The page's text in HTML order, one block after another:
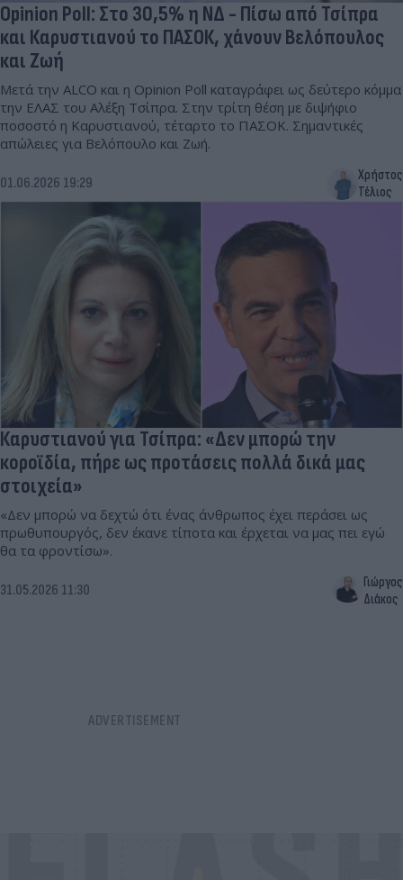
Opinion Poll: Στο 30,5% η ΝΔ - Πίσω από Τσίπρα
και Καρυστιανού το ΠΑΣΟΚ, χάνουν Βελόπουλος
και Ζωή
Μετά την ALCO και η Opinion Poll καταγράφει ως δεύτερο κόμμα
την ΕΛΑΣ του Αλέξη Τσίπρα. Στην τρίτη θέση με διψήφιο
ποσοστό η Καρυστιανού, τέταρτο το ΠΑΣΟΚ. Σημαντικές
απώλειες για Βελόπουλο και Ζωή.
01.06.2026 19:29
Χρήστος
Τέλιος
Καρυστιανού για Τσίπρα: «Δεν μπορώ την
κοροϊδία, πήρε ως προτάσεις πολλά δικά μας
στοιχεία»
«Δεν μπορώ να δεχτώ ότι ένας άνθρωπος έχει περάσει ως
πρωθυπουργός, δεν έκανε τίποτα και έρχεται να μας πει εγώ
θα τα φροντίσω».
31.05.2026 11:30
Γιώργος
Διάκος